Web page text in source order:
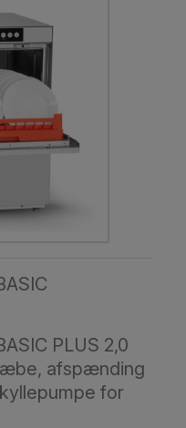
PLUS 2,0
afspænding
for